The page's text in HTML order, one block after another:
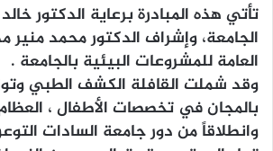
تأتي هذه المبادرة برعاية الدكتور
الجامعة، وإشراف الدكتور محمد منير
العامة للمشروعات البيئية بالجامعة .
وقد شملت القافلة الكشف الطبي
بالمجان في تخصصات الأطفال ،
وانطلاقاً من دور جامعة السادات